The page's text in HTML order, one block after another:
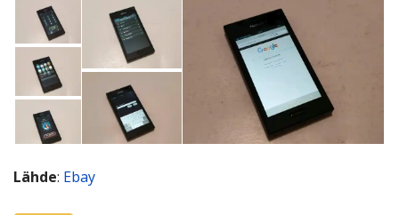
Lähde: Ebay